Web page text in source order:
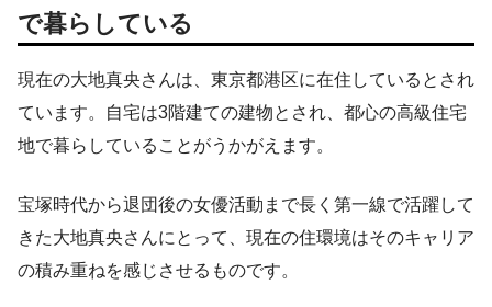
で暮らしている
現在の大地真央さんは、東京都港区に在住しているとされ
ています。自宅は3階建ての建物とされ、都心の高級住宅
地で暮らしていることがうかがえます。
宝塚時代から退団後の女優活動まで長く第一線で活躍して
きた大地真央さんにとって、現在の住環境はそのキャリア
の積み重ねを感じさせるものです。